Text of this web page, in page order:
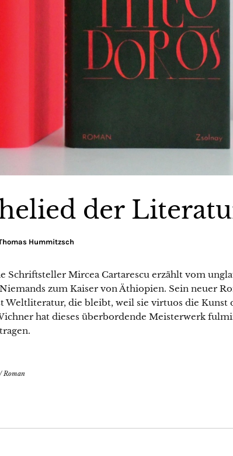
der
Hummitzsch
Schriftsteller Mircea Cartarescu erzählt vom
zum Kaiser von Äthiopien. Sein neuer
Weltliteratur, die bleibt, weil sie virtuos die Kunst
hat dieses überbordende Meisterwerk
Roman